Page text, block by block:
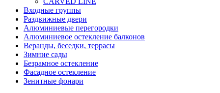
Входные группы
Раздвижные двери
Алюминиевые перегородки
Алюминиевое остекление балконов
Веранды, беседки, террасы
Зимние сады
Безрамное остекление
Фасадное остекление
Зенитные фонари